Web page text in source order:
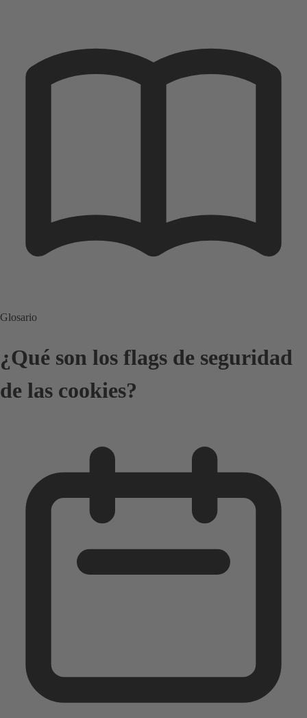
Glosario
¿Qué son los flags de seguridad
de las cookies?